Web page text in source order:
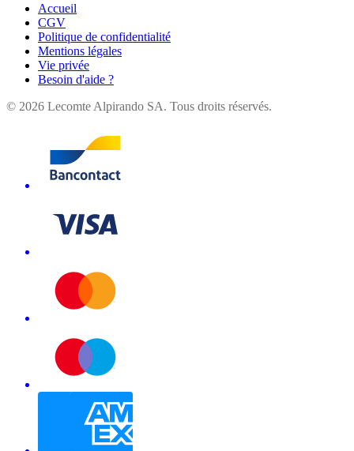
Accueil
CGV
Politique de confidentialité
Mentions légales
Vie privée
Besoin d'aide ?
© 2026 Lecomte Alpirando SA. Tous droits réservés.